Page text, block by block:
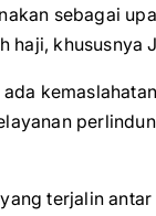
sebagai
haji, khususnya
terjalin